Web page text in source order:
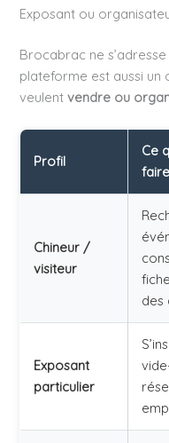
Exposant ou
Brocabrac ne s’adresse
plateforme est aussi un
veulentvendre ou
Profil
Ce
faire
Chineur /
visiteur
des
Exposant
particulier